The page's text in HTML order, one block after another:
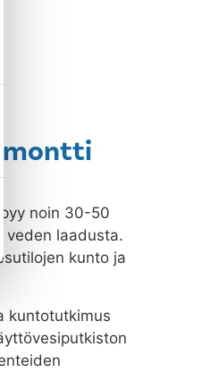
noin 30-50
veden laadusta.
kunto ja
kuntotutkimus